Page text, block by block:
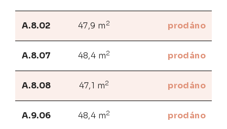
A.8.02 47,9 m 2 prodáno
A.8.07 48,4 m2 prodáno
A.8.08 47,1 m2 prodáno
A.9.06 48,4 m2 prodáno